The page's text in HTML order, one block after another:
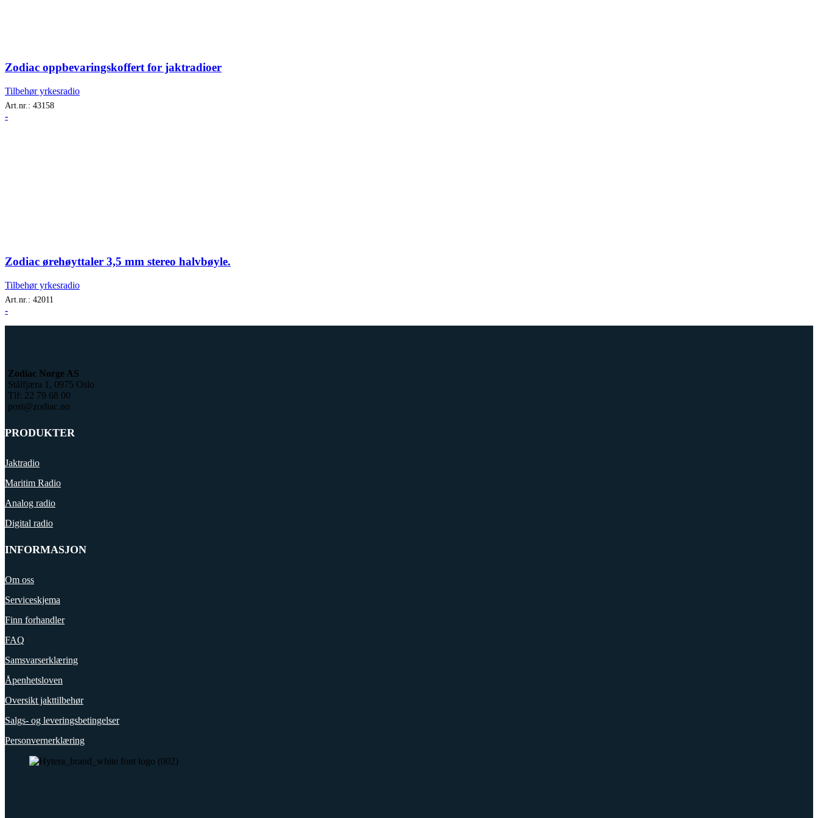
Zodiac oppbevaringskoffert for jaktradioer
Tilbehør yrkesradio
Art.nr.: 43158
-
Zodiac ørehøyttaler 3,5 mm stereo halvbøyle.
Tilbehør yrkesradio
Art.nr.: 42011
-
Zodiac Norge AS
Stålfjæra 1, 0975 Oslo
Tlf: 22 79 68 00
post@zodiac.no
PRODUKTER
Jaktradio
Maritim Radio
Analog radio
Digital radio
INFORMASJON
Om oss
Serviceskjema
Finn forhandler
FAQ
Samsvarserklæring
Åpenhetsloven
Oversikt jakttilbehør
Salgs- og leveringsbetingelser
Personvernerklæring